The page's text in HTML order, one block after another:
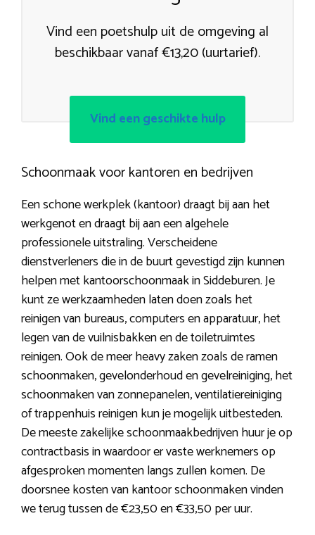
Vind een poetshulp uit de omgeving al
beschikbaar vanaf €13,20 (uurtarief).
Vind een geschikte hulp
Schoonmaak voor kantoren en bedrijven
Een schone werkplek (kantoor) draagt bij aan het
werkgenot en draagt bij aan een algehele
professionele uitstraling. Verscheidene
dienstverleners die in de buurt gevestigd zijn kunnen
helpen met kantoorschoonmaak in Siddeburen. Je
kunt ze werkzaamheden laten doen zoals het
reinigen van bureaus, computers en apparatuur, het
legen van de vuilnisbakken en de toiletruimtes
reinigen. Ook de meer heavy zaken zoals de ramen
schoonmaken, gevelonderhoud en gevelreiniging, het
schoonmaken van zonnepanelen, ventilatiereiniging
of trappenhuis reinigen kun je mogelijk uitbesteden.
De meeste zakelijke schoonmaakbedrijven huur je op
contractbasis in waardoor er vaste werknemers op
afgesproken momenten langs zullen komen. De
doorsnee kosten van kantoor schoonmaken vinden
we terug tussen de €23,50 en €33,50 per uur.